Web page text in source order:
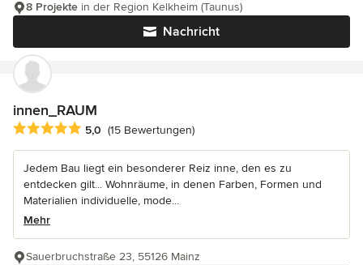
Nachricht
8 Projekte in der Region Kelkheim (Taunus)
innen_RAUM
Durchschnittliche Bewertung: 5 von 5 Sternen
5,0 (15 Bewertungen)
Jedem Bau liegt ein besonderer Reiz inne, den es zu
entdecken gilt... Wohnräume, in denen Farben, Formen und
Materialien individuelle, mode...
Mehr
Sauerbruchstraße 23, 55126 Mainz